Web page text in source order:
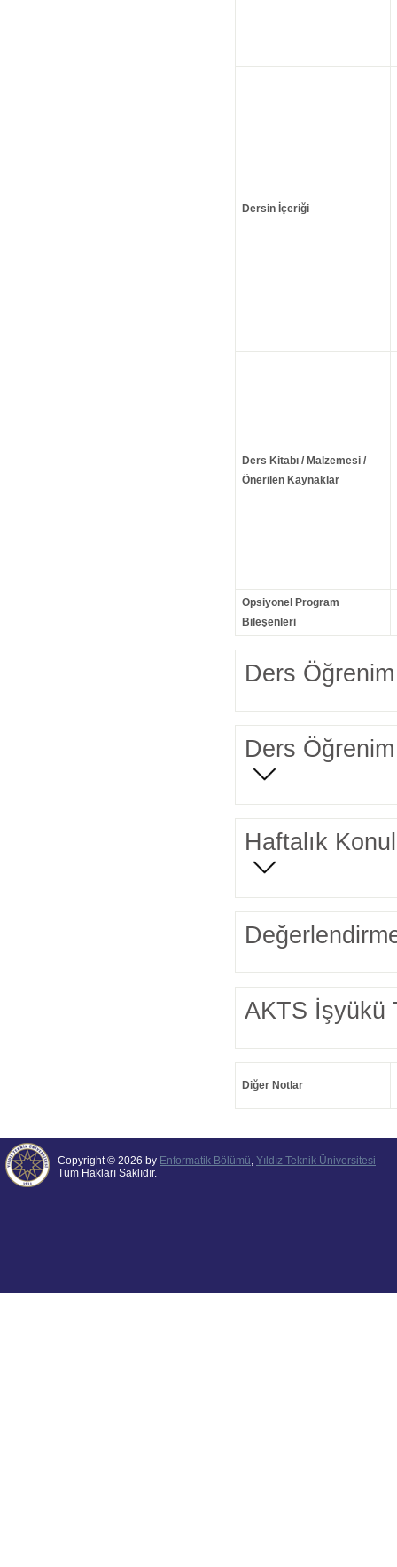
Dersin İçeriği
Ders Kitabı / Malzemesi /
Önerilen Kaynaklar
Opsiyonel Program
Bileşenleri
Ders Öğrenim
Ders Öğrenim
Haftalık
AKTS İşyükü
Diğer Notlar
Copyright © 2026 by Enformatik Bölümü, Yıldız Teknik Üniversitesi
Tüm Hakları Saklıdır.